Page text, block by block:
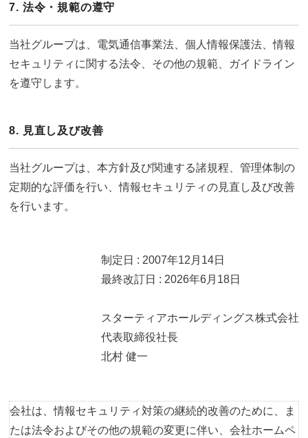
7. 法令・規範の遵守
当社グループは、電気通信事業法、個人情報保護法、情報
セキュリティに関する法令、その他の規範、ガイドライン
を遵守します。
8. 見直し及び改善
当社グループは、本方針及び関連する諸規程、管理体制の
定期的な評価を行い、情報セキュリティの見直し及び改善
を行います。
制定日 : 2007年12月14日
最終改訂日 : 2026年6月18日
スターティアホールディングス株式会社
代表取締役社長
北村 健一
会社は、情報セキュリティ対策の継続的改善のために、ま
たは法令およびその他の規範の変更に伴い、会社ホームペ